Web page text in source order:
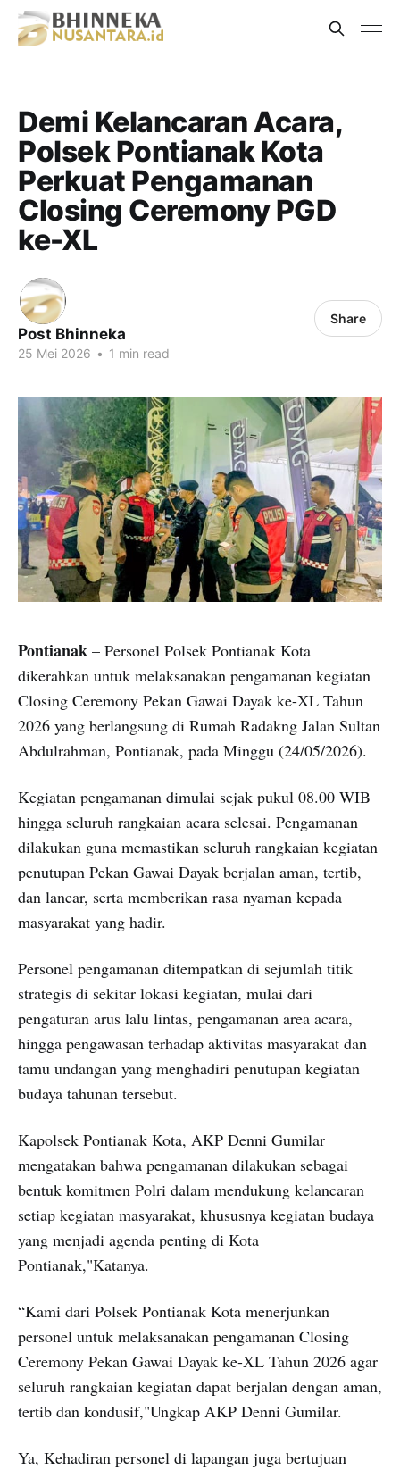
Demi Kelancaran Acara,
Polsek Pontianak Kota
Perkuat Pengamanan
Closing Ceremony PGD
ke-XL
Post Bhinneka
25 Mei 2026 • 1 min read
Share
Pontianak – Personel Polsek Pontianak Kota
dikerahkan untuk melaksanakan pengamanan kegiatan
Closing Ceremony Pekan Gawai Dayak ke-XL Tahun
2026 yang berlangsung di Rumah Radakng Jalan Sultan
Abdulrahman, Pontianak, pada Minggu (24/05/2026).
Kegiatan pengamanan dimulai sejak pukul 08.00 WIB
hingga seluruh rangkaian acara selesai. Pengamanan
dilakukan guna memastikan seluruh rangkaian kegiatan
penutupan Pekan Gawai Dayak berjalan aman, tertib,
dan lancar, serta memberikan rasa nyaman kepada
masyarakat yang hadir.
Personel pengamanan ditempatkan di sejumlah titik
strategis di sekitar lokasi kegiatan, mulai dari
pengaturan arus lalu lintas, pengamanan area acara,
hingga pengawasan terhadap aktivitas masyarakat dan
tamu undangan yang menghadiri penutupan kegiatan
budaya tahunan tersebut.
Kapolsek Pontianak Kota, AKP Denni Gumilar
mengatakan bahwa pengamanan dilakukan sebagai
bentuk komitmen Polri dalam mendukung kelancaran
setiap kegiatan masyarakat, khususnya kegiatan budaya
yang menjadi agenda penting di Kota
Pontianak,"Katanya.
“Kami dari Polsek Pontianak Kota menerjunkan
personel untuk melaksanakan pengamanan Closing
Ceremony Pekan Gawai Dayak ke-XL Tahun 2026 agar
seluruh rangkaian kegiatan dapat berjalan dengan aman,
tertib dan kondusif,"Ungkap AKP Denni Gumilar.
Ya, Kehadiran personel di lapangan juga bertujuan